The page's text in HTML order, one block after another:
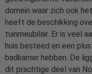
domein waar zich ook
heeft de beschikking
tuinmeubilair. Er is veel
huis besteed en een
badkamer hebben. De
dit prachtige deel van